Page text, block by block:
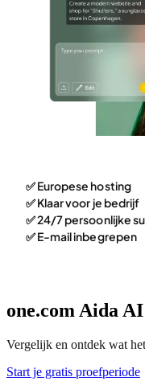
✅ Europese hosting
✅ Klaar voor je bedrijf
✅ 24/7 persoonlijke
✅ E-mail inbegrepen
one.com Aida
Vergelijk en ontdek wat
Start je gratis proefperiode